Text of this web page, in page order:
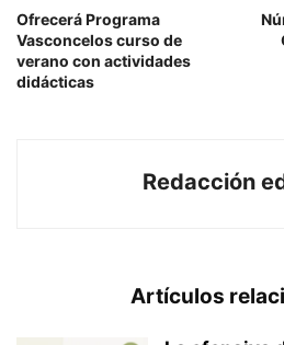
Ofrecerá Programa
Vasconcelos curso de
verano con actividades
didácticas
Redacción
Artículos